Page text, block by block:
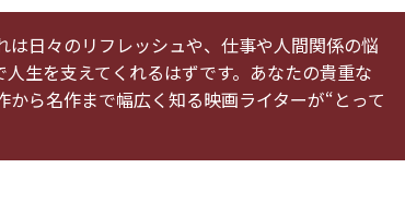
日々のリフレッシュや、仕事や人間関係の悩
生を支えてくれるはずです。あなたの貴重な
ら名作まで幅広く知る映画ライターが“とって